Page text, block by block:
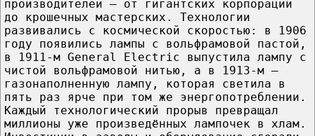
производителей — от гигантских корпораций
до крошечных мастерских. Технологии
развивались с космической скоростью: в 1906
году появились лампы с вольфрамовой пастой,
в 1911-м General Electric выпустила лампу с
чистой вольфрамовой нитью, а в 1913-м —
газонаполненную лампу, которая светила в
пять раз ярче при том же энергопотреблении.
Каждый технологический прорыв превращал
миллионы уже произведённых лампочек в хлам.